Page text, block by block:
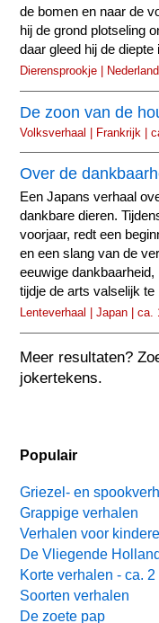
de bomen en naar de
hij de grond plotseling
daar gleed hij de diepte
Dierensprookje |
De zoon van de
Volksverhaal | Frankrijk |
Over de
Een Japans verhaal
dankbare dieren.
voorjaar, redt een
en een slang van de
eeuwige
tijdje de arts valselijk te
Lenteverhaal | Japan | ca.
Meer resultaten?
jokertekens.
Populair
Griezel- en
Grappige verhalen
Verhalen voor
De Vliegende
Korte verhalen - ca.
Soorten verhalen
De zoete pap